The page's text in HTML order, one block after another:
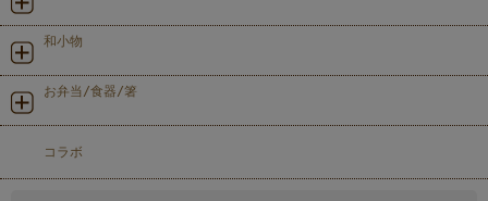
和小物
お弁当/食器/箸
コラボ